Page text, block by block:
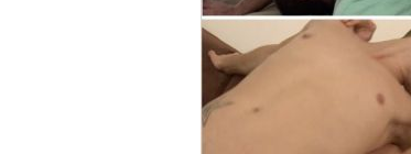
NOUVEAUTÉ -
Des nouvelles